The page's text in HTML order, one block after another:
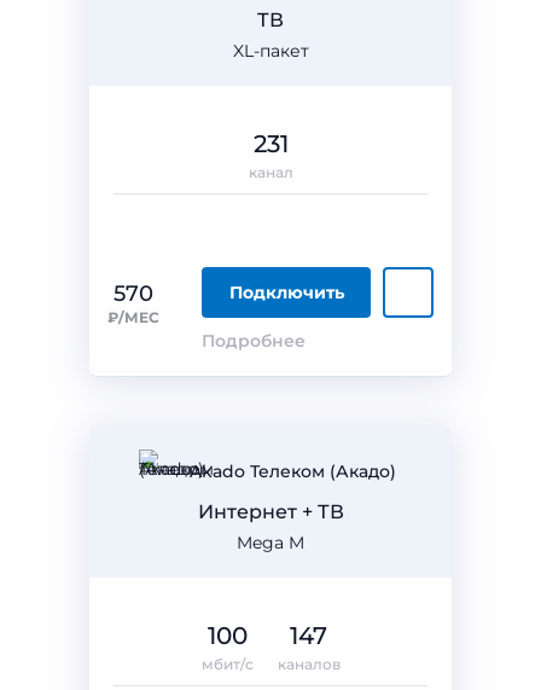
XL-пакет
ТВ
570
₽/МЕС
Подключить
Подробнее
231
канал
Akado Телеком (Акадо)
Mega M
Интернет + ТВ
100
мбит/с
147
каналов